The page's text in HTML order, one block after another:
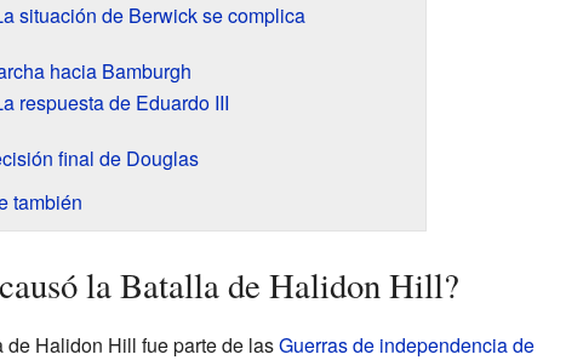
situación de Berwick se complica
hacia Bamburgh
respuesta de Eduardo III
final de Douglas
también
la Batalla de Halidon Hill?
de Halidon Hill fue parte de lasGuerras de independencia de